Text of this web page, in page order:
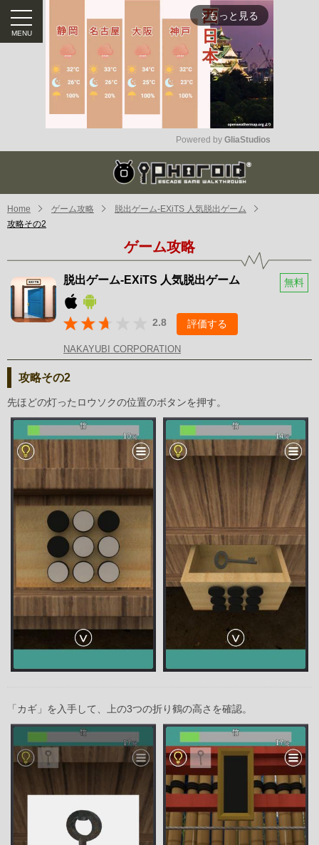
arrow_forward_ios もっと見る
Mute
Powered by GliaStudios
Home ゲーム攻略
脱出ゲーム-EXiTS 人気脱出ゲーム
攻略その2
ゲーム攻略
脱出ゲーム-EXiTS 人気脱出ゲーム 無料
2.8 評価する
NAKAYUBI CORPORATION
攻略その2
先ほどの灯ったロウソクの位置のボタンを押す。
「カギ」を入手して、上の3つの折り鶴の高さを確認。